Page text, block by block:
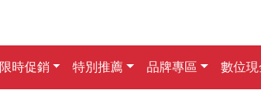
限時促銷 特別推薦 品牌專區 數位現